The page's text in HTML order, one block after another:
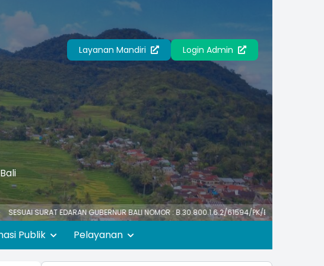
Layanan Mandiri Login Admin
EDARAN GUBERNUR BALI NOMOR : B.30.800.1.6.2/61594/PK/BKPSDM TENTANG HARI LIBUR
Publik Pelayanan